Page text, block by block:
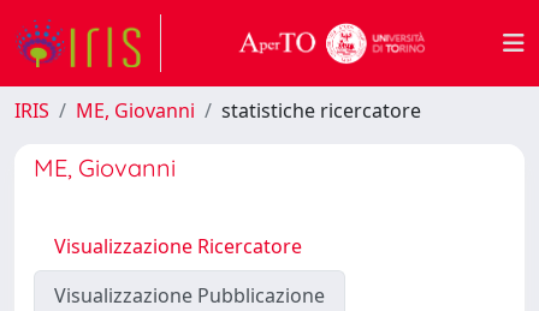
IRIS ME, Giovanni statistiche ricercatore
ME, Giovanni
Visualizzazione Ricercatore
Visualizzazione Pubblicazione